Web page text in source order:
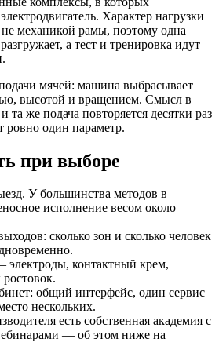
Характер нагрузки
не механикой рамы, поэтому одна
а тест и тренировка идут
мячей: машина выбрасывает
высотой и вращением. Смысл в
же подача повторяется десятки раз
ровно один параметр.
при выборе
У большинства методов в
исполнение весом около
сколько зон и сколько человек
электроды, контактный крем,
общий интерфейс, один сервис
нескольких.
есть собственная академия с
— об этом ниже на